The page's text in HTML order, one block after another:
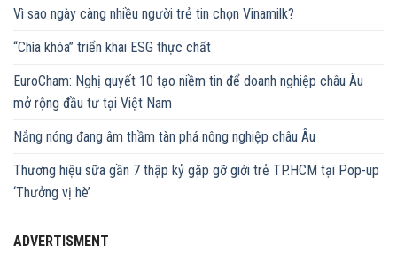
Vì sao ngày càng nhiều người trẻ tin chọn Vinamilk?
“Chìa khóa” triển khai ESG thực chất
EuroCham: Nghị quyết 10 tạo niềm tin để doanh nghiệp châu Âu
mở rộng đầu tư tại Việt Nam
Nắng nóng đang âm thầm tàn phá nông nghiệp châu Âu
Thương hiệu sữa gần 7 thập kỷ gặp gỡ giới trẻ TP.HCM tại Pop-up
‘Thưởng vị hè’
ADVERTISMENT